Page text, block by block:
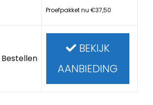
Proefpakket nu €37,50
Bestellen
BEKIJK
AANBIEDING